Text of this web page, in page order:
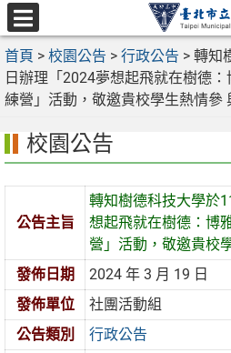
跳
至
主
要
內
選
單
首頁 > 校園公告 > 行政公告 > 轉知
日辦理「2024夢想起飛就在樹德
練營」活動，敬邀貴校學生熱情參
校園公告
公告主旨
轉知樹德科技大學於
想起飛就在樹德：博
營」活動，敬邀貴校
發佈日期
2024 年 3 月 19 日
發佈單位
社團活動組
公告類別
行政公告